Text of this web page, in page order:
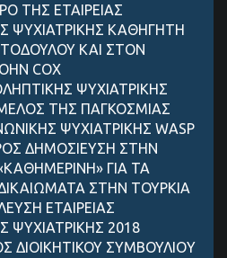
ΤΗΣ ΕΤΑΙΡΕΙΑΣ
ΨΥΧΙΑΤΡΙΚΗΣ ΚΑΘΗΓΗΤΗ
ΚΑΙ ΣΤΟΝ
COX
ΨΥΧΙΑΤΡΙΚΗΣ
ΤΗΣ ΠΑΓΚΟΣΜΙΑΣ
ΨΥΧΙΑΤΡΙΚΗΣ WASP
ΔΗΜΟΣΙΕΥΣΗ ΣΤΗΝ
ΓΙΑ ΤΑ
ΣΤΗΝ ΤΟΥΡΚΙΑ
ΕΤΑΙΡΕΙΑΣ
ΨΥΧΙΑΤΡΙΚΗΣ 2018
ΔΙΟΙΚΗΤΙΚΟΥ ΣΥΜΒΟΥΛΙΟY